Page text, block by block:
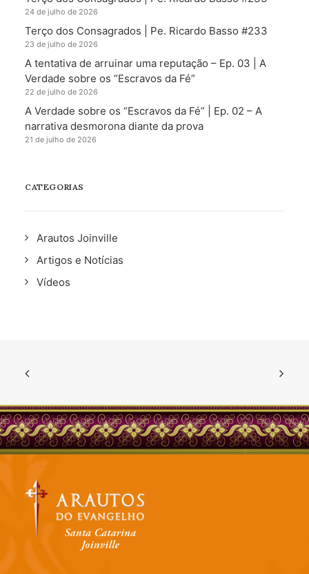
24 de julho de 2026
Terço dos Consagrados | Pe. Ricardo Basso #233
23 de julho de 2026
A tentativa de arruinar uma reputação – Ep. 03 | A
Verdade sobre os “Escravos da Fé”
22 de julho de 2026
A Verdade sobre os “Escravos da Fé” | Ep. 02 – A
narrativa desmorona diante da prova
21 de julho de 2026
CATEGORIAS
Arautos Joinville
Artigos e Notícias
Vídeos